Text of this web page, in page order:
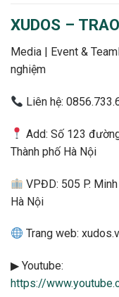
XUDOS –
Media | Event &
nghiệm
Liên hệ:
Add: Số 123
Thành phố Hà Nội
VPĐD: 505 P.
Hà Nội
Trang web:
▶ Youtube:
https://